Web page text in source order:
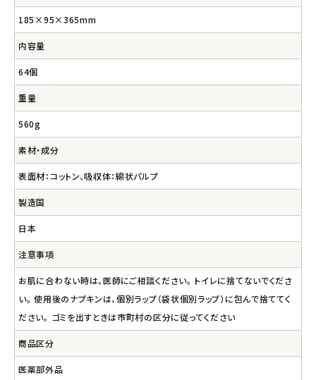
185×95×365mm
内容量
64個
重量
560g
素材・成分
表面材：コットン、吸収体：綿状パルプ
製造国
日本
注意事項
お肌に合わない時は、医師にご相談ください。 トイレに捨てないでくださ
い。 使用後のナプキンは、個別ラップ（袋状個別ラップ）に包んで捨ててく
ださい。 ゴミを出すときは市町村の区分に従ってください
商品区分
医薬部外品